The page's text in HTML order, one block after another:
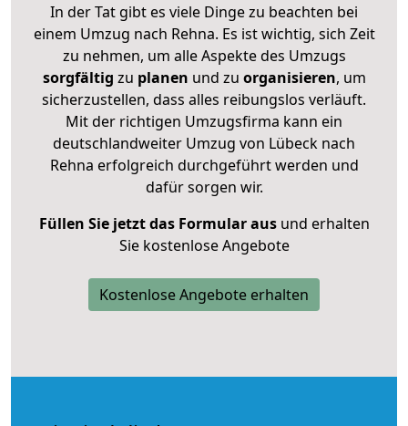
In der Tat gibt es viele Dinge zu beachten bei
einem Umzug nach Rehna. Es ist wichtig, sich Zeit
zu nehmen, um alle Aspekte des Umzugs
sorgfältig zu planen und zu organisieren, um
sicherzustellen, dass alles reibungslos verläuft.
Mit der richtigen Umzugsfirma kann ein
deutschlandweiter Umzug von Lübeck nach
Rehna erfolgreich durchgeführt werden und
dafür sorgen wir.
Füllen Sie jetzt das Formular ausund erhalten
Sie kostenlose Angebote
Kostenlose Angebote erhalten